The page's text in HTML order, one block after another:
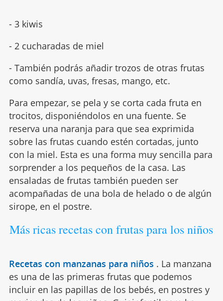
- 3 kiwis
- 2 cucharadas de miel
- También podrás añadir trozos de otras frutas
como sandía, uvas, fresas, mango, etc.
Para empezar, se pela y se corta cada fruta en
trocitos, disponiéndolos en una fuente. Se
reserva una naranja para que sea exprimida
sobre las frutas cuando estén cortadas, junto
con la miel. Esta es una forma muy sencilla para
sorprender a los pequeños de la casa. Las
ensaladas de frutas también pueden ser
acompañadas de una bola de helado o de algún
sirope, en el postre.
Más ricas recetas con frutas para los niños
Recetas con manzanas para niños . La manzana
es una de las primeras frutas que podemos
incluir en las papillas de los bebés, en postres y